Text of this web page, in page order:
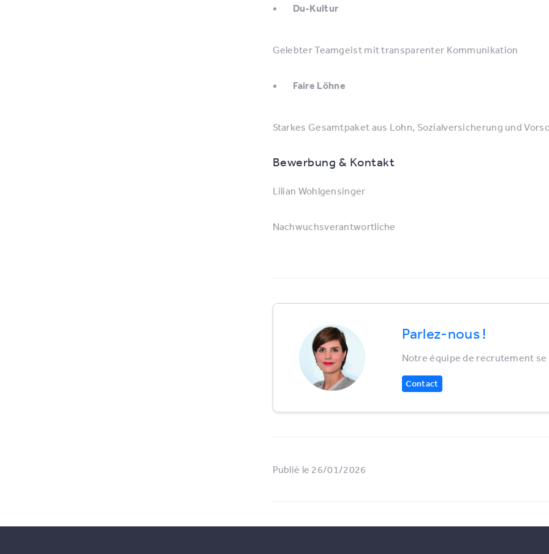
Du-Kultur
Gelebter Teamgeist mit transparenter Kommunikation
Faire Löhne
Starkes Gesamtpaket aus Lohn, Sozialversicherung und
Bewerbung & Kontakt
Lilian Wohlgensinger
Nachwuchsverantwortliche
Parlez-nous !
Notre équipe de recrutement
Contact
Publié le 26/01/2026